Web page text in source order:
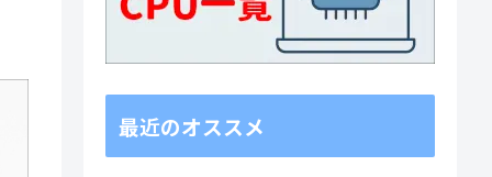
最近のオススメ